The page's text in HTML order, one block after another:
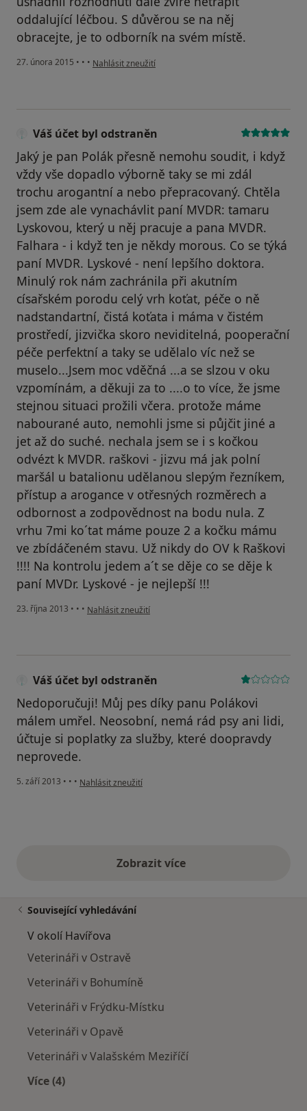
oddalující léčbou. S důvěrou se na něj
obracejte, je to odborník na svém místě.
27. února 2015 • • • podle názoru uživatele Váš účet byl odstraněn
Nahlásit zneužití
Váš účet byl odstraněn
Jaký je pan Polák přesně nemohu soudit, i když
vždy vše dopadlo výborně taky se mi zdál
trochu arogantní a nebo přepracovaný. Chtěla
jsem zde ale vynachávlit paní MVDR: tamaru
Lyskovou, který u něj pracuje a pana MVDR.
Falhara - i když ten je někdy morous. Co se týká
paní MVDR. Lyskové - není lepšího doktora.
Minulý rok nám zachránila při akutním
císařském porodu celý vrh koťat, péče o ně
nadstandartní, čistá koťata i máma v čistém
prostředí, jizvička skoro neviditelná, pooperační
péče perfektní a taky se udělalo víc než se
muselo...Jsem moc vděčná ...a se slzou v oku
vzpomínám, a děkuji za to ....o to více, že jsme
stejnou situaci prožili včera. protože máme
nabourané auto, nemohli jsme si půjčit jiné a
jet až do suché. nechala jsem se i s kočkou
odvézt k MVDR. raškovi - jizvu má jak polní
maršál u batalionu udělanou slepým řezníkem,
přístup a arogance v otřesných rozměrech a
odbornost a zodpovědnost na bodu nula. Z
vrhu 7mi ko´tat máme pouze 2 a kočku mámu
ve zbídáčeném stavu. Už nikdy do OV k Raškovi
!!!! Na kontrolu jedem a´t se děje co se děje k
paní MVDr. Lyskové - je nejlepší !!!
23. října 2013 • • • podle názoru uživatele Váš účet byl odstraněn
Nahlásit zneužití
Váš účet byl odstraněn
Nedoporučuji! Můj pes díky panu Polákovi
málem umřel. Neosobní, nemá rád psy ani lidi,
účtuje si poplatky za služby, které doopravdy
neprovede.
5. září 2013 • • • podle názoru uživatele Váš účet byl odstraněn
Nahlásit zneužití
Zobrazit vícevýše uvedené názory
Související vyhledávání
V okolí Havířova
Veterináři v Ostravě
Veterináři v Bohumíně
Veterináři v Frýdku-Místku
Veterináři v Opavě
Veterináři v Valašském Meziříčí
Více (4)